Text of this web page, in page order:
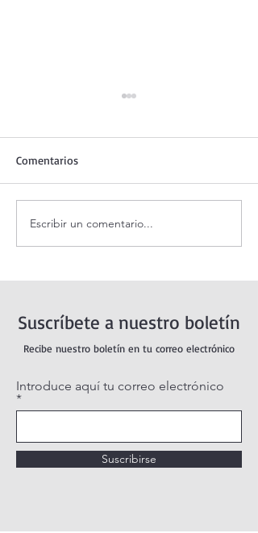
Santo Rosario de hoy
sábado. Misterios Gozosos.
Comentarios
Escribir un comentario...
Suscríbete a nuestro boletín
Recibe nuestro boletín en tu correo electrónico
Introduce aquí tu correo electrónico
Suscribirse